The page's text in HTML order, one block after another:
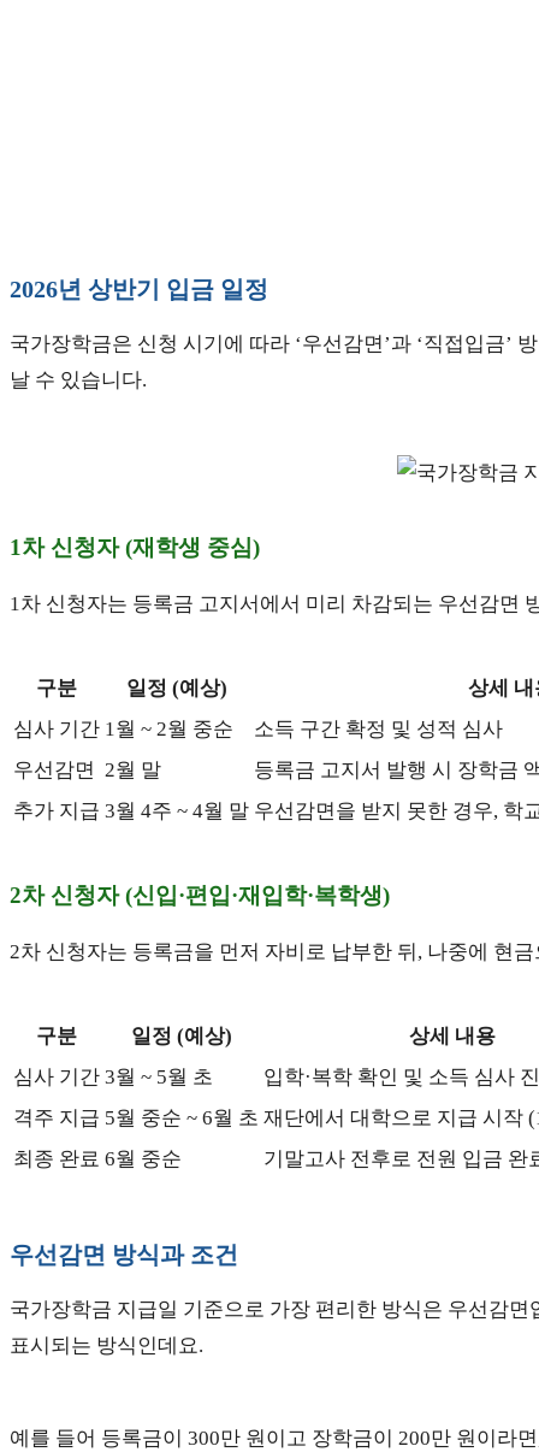
2026년 상반기 입금 일정
국가장학금은 신청 시기에 따라 ‘우선감면’과 ‘직접입금’
날 수 있습니다.
1차 신청자 (재학생 중심)
1차 신청자는 등록금 고지서에서 미리 차감되는 우선감면
구분 일정 (예상)
상세 내
심사 기간 1월 ~ 2월 중순
소득 구간 확정 및 성적 심사
우선감면 2월 말
등록금 고지서 발행 시 장학금
추가 지급 3월 4주 ~ 4월 말 우선감면을 받지 못한 경우, 학
2차 신청자 (신입·편입·재입학·복학생)
2차 신청자는 등록금을 먼저 자비로 납부한 뒤, 나중에 현
구분 일정 (예상)
상세 내용
심사 기간 3월 ~ 5월 초
입학·복학 확인 및 소득 심사
격주 지급 5월 중순 ~ 6월 초 재단에서 대학으로 지급 시작
최종 완료 6월 중순 기말고사 전후로 전원 입금 완
우선감면 방식과 조건
국가장학금 지급일 기준으로 가장 편리한 방식은 우선감
표시되는 방식인데요.
예를 들어 등록금이 300만 원이고 장학금이 200만 원이라